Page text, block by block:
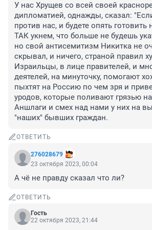
У нас Хрущев со всей своей
дипломатией, однажды, сказал:
против нас, и будете опять
ТАК укнем, что больше не будешь
но свой антисемитизм Никитка не
скрывал, и ничего, страной правил
Израильцы, в лице правителей, и
деятелей, на минуточку, помогают
пыхтят на Россию по чем зря и
уродов, которые поливают грязью
Аншлаги и смех над нами у них на
"наших" бывших граждан.
ОТВЕТИТЬ
276028679
23 октября 2023, 00:04
А чё не правду сказал что ли?
ОТВЕТИТЬ
Гость
22 октября 2023, 21:44